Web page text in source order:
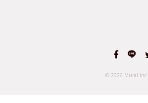
© 2026 Mural Inc.